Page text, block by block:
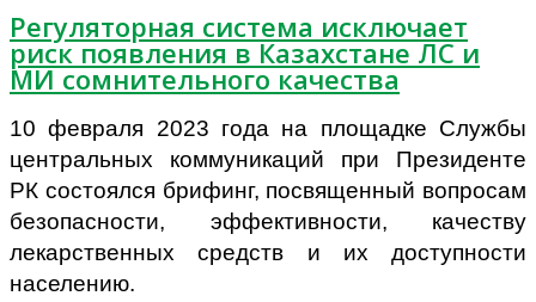
Регуляторная система исключает
риск появления в Казахстане ЛС и
МИ сомнительного качества
10 февраля 2023 года на площадке Службы
центральных коммуникаций при Президенте
РК состоялся брифинг, посвященный вопросам
безопасности, эффективности, качеству
лекарственных средств и их доступности
населению.